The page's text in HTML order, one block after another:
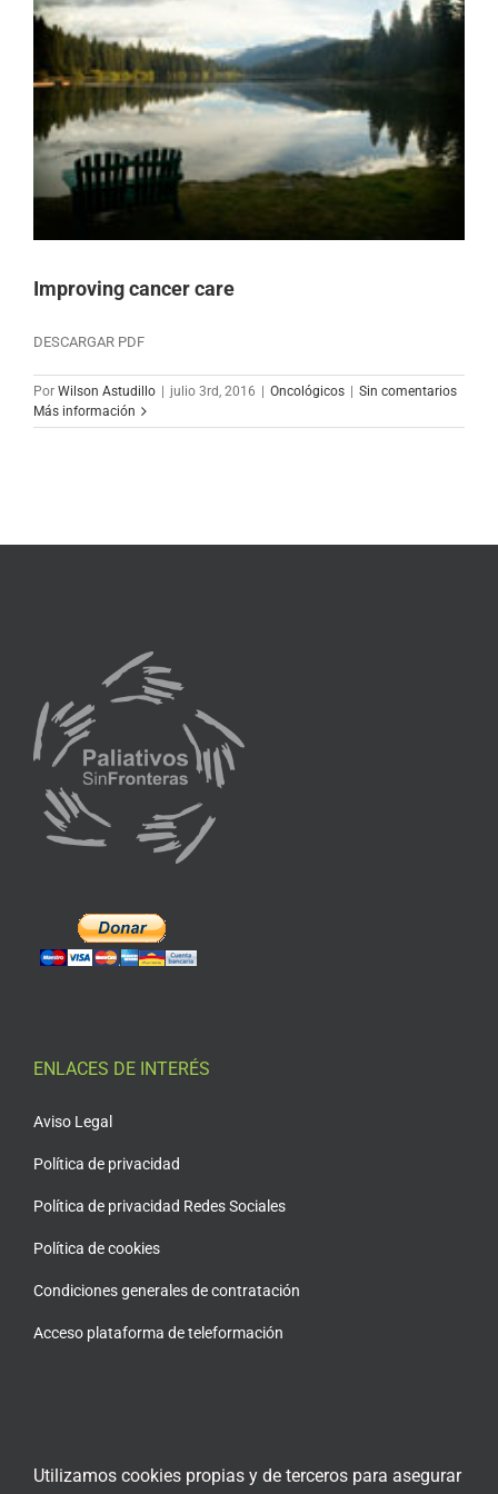
Improving cancer care
DESCARGAR PDF
Por Wilson Astudillo julio 3rd, 2016 Oncológicos
Sin comentarios
Más información
ENLACES DE INTERÉS
Aviso Legal
Política de privacidad
Política de privacidad Redes Sociales
Política de cookies
Condiciones generales de contratación
Acceso plataforma de teleformación
Utilizamos cookies propias y de terceros para asegurar